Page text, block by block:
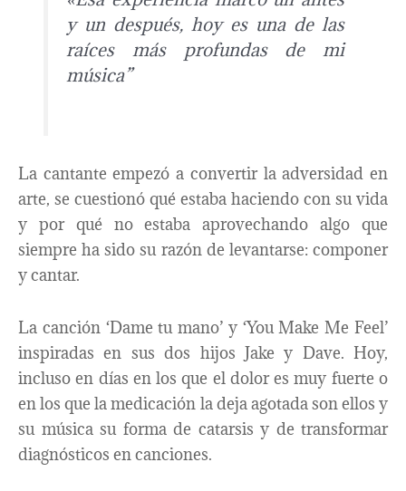
y un después, hoy es una de las
raíces más profundas de mi
música”
La cantante empezó a convertir la adversidad en
arte, se cuestionó qué estaba haciendo con su vida
y por qué no estaba aprovechando algo que
siempre ha sido su razón de levantarse: componer
y cantar.
La canción ‘Dame tu mano’ y ‘You Make Me Feel’
inspiradas en sus dos hijos Jake y Dave. Hoy,
incluso en días en los que el dolor es muy fuerte o
en los que la medicación la deja agotada son ellos y
su música su forma de catarsis y de transformar
diagnósticos en canciones.